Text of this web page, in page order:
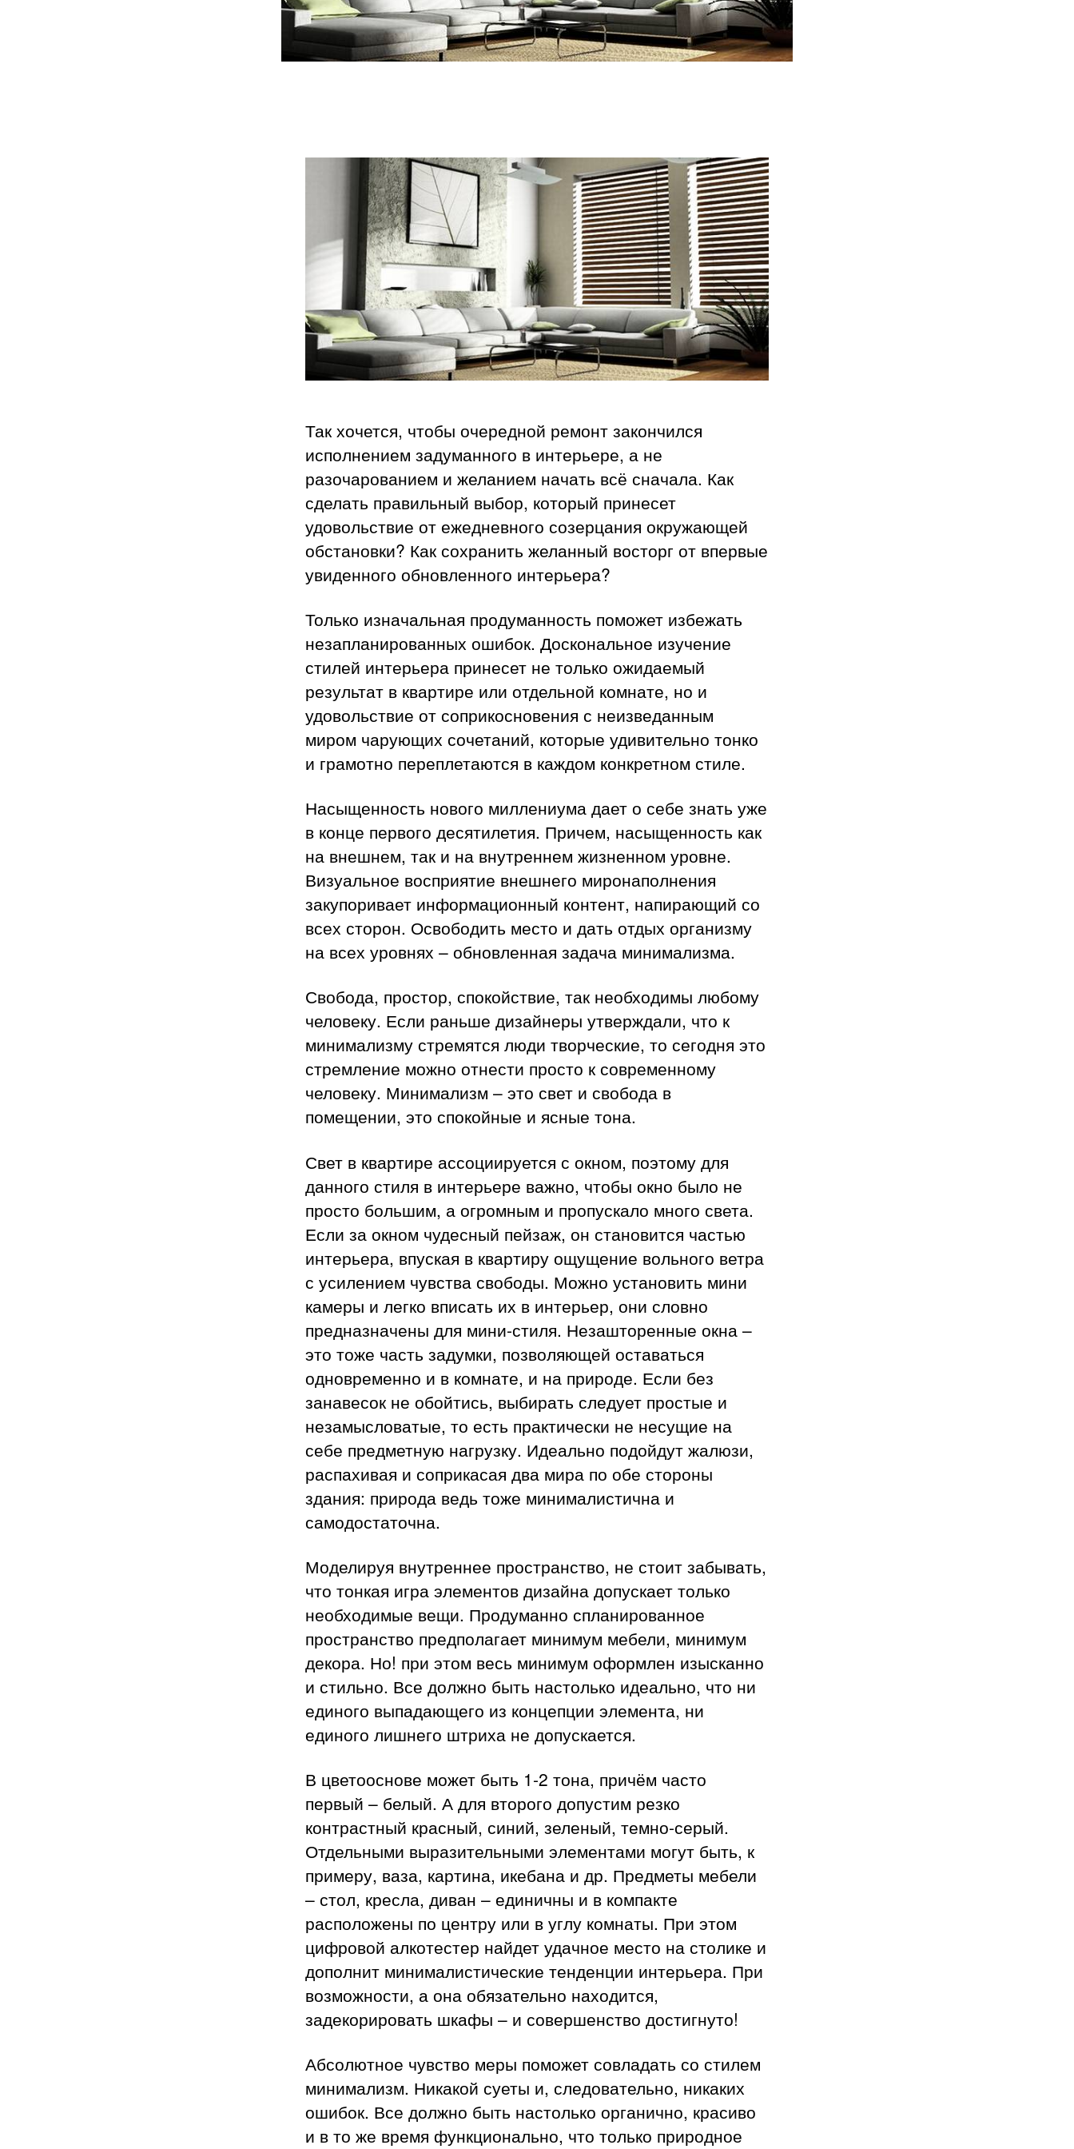
Так хочется, чтобы очередной ремонт закончился
исполнением задуманного в интерьере, а не
разочарованием и желанием начать всё сначала. Как
сделать правильный выбор, который принесет
удовольствие от ежедневного созерцания окружающей
обстановки? Как сохранить желанный восторг от впервые
увиденного обновленного интерьера?
Только изначальная продуманность поможет избежать
незапланированных ошибок. Доскональное изучение
стилей интерьера принесет не только ожидаемый
результат в квартире или отдельной комнате, но и
удовольствие от соприкосновения с неизведанным
миром чарующих сочетаний, которые удивительно тонко
и грамотно переплетаются в каждом конкретном стиле.
Насыщенность нового миллениума дает о себе знать уже
в конце первого десятилетия. Причем, насыщенность как
на внешнем, так и на внутреннем жизненном уровне.
Визуальное восприятие внешнего миронаполнения
закупоривает информационный контент, напирающий со
всех сторон. Освободить место и дать отдых организму
на всех уровнях – обновленная задача минимализма.
Свобода, простор, спокойствие, так необходимы любому
человеку. Если раньше дизайнеры утверждали, что к
минимализму стремятся люди творческие, то сегодня это
стремление можно отнести просто к современному
человеку. Минимализм – это свет и свобода в
помещении, это спокойные и ясные тона.
Свет в квартире ассоциируется с окном, поэтому для
данного стиля в интерьере важно, чтобы окно было не
просто большим, а огромным и пропускало много света.
Если за окном чудесный пейзаж, он становится частью
интерьера, впуская в квартиру ощущение вольного ветра
с усилением чувства свободы. Можно установить мини
камеры и легко вписать их в интерьер, они словно
предназначены для мини-стиля. Незашторенные окна –
это тоже часть задумки, позволяющей оставаться
одновременно и в комнате, и на природе. Если без
занавесок не обойтись, выбирать следует простые и
незамысловатые, то есть практически не несущие на
себе предметную нагрузку. Идеально подойдут жалюзи,
распахивая и соприкасая два мира по обе стороны
здания: природа ведь тоже минималистична и
самодостаточна.
Моделируя внутреннее пространство, не стоит забывать,
что тонкая игра элементов дизайна допускает только
необходимые вещи. Продуманно спланированное
пространство предполагает минимум мебели, минимум
декора. Но! при этом весь минимум оформлен изысканно
и стильно. Все должно быть настолько идеально, что ни
единого выпадающего из концепции элемента, ни
единого лишнего штриха не допускается.
В цветооснове может быть 1-2 тона, причём часто
первый – белый. А для второго допустим резко
контрастный красный, синий, зеленый, темно-серый.
Отдельными выразительными элементами могут быть, к
примеру, ваза, картина, икебана и др. Предметы мебели
– стол, кресла, диван – единичны и в компакте
расположены по центру или в углу комнаты. При этом
цифровой алкотестер найдет удачное место на столике и
дополнит минималистические тенденции интерьера. При
возможности, а она обязательно находится,
задекорировать шкафы – и совершенство достигнуто!
Абсолютное чувство меры поможет совладать со стилем
минимализм. Никакой суеты и, следовательно, никаких
ошибок. Все должно быть настолько органично, красиво
и в то же время функционально, что только природное